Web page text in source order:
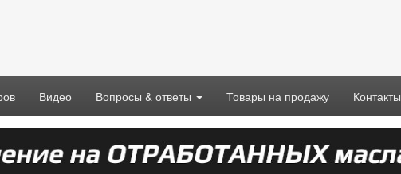
Видео Вопросы & ответы Товары на продажу Контакты